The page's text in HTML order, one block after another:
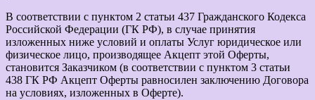
В соответствии с пунктом 2 статьи 437 Гражданского Кодекса
Российской Федерации (ГК РФ), в случае принятия
изложенных ниже условий и оплаты Услуг юридическое или
физическое лицо, производящее Акцепт этой Оферты,
становится Заказчиком (в соответствии с пунктом 3 статьи
438 ГК РФ Акцепт Оферты равносилен заключению Договора
на условиях, изложенных в Оферте).